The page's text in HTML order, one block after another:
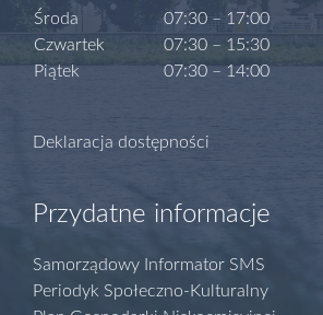
Środa
Czwartek
Piątek
07:30 – 17:00
07:30 – 15:30
07:30 – 14:00
Deklaracja dostępności
Przydatne informacje
Samorządowy Informator SMS
Periodyk Społeczno-Kulturalny